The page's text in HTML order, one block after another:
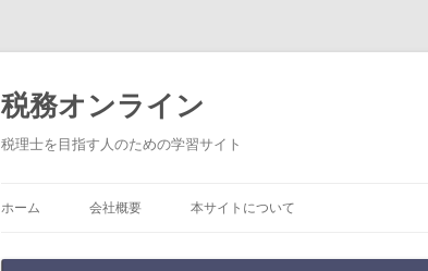
ン
テ
ツ
税務オンライン
税理士を目指す人のための学習サイト
ホーム 会社概要 本サイトについて